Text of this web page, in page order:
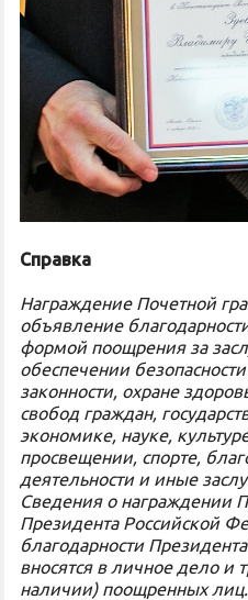
Справка
Награждение Почетной
объявление
формой поощрения за
обеспечении
законности, охране
свобод граждан,
экономике, науке,
просвещении, спорте,
деятельности и иные
Сведения о награждении
Президента Российской
благодарности
вносятся в личное дело и
наличии) поощренных лиц.